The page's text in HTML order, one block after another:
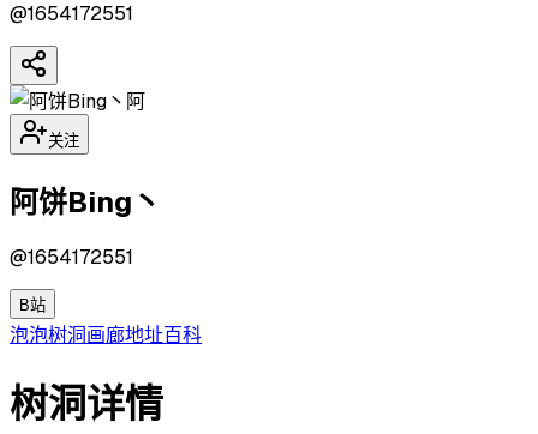
@1654172551
阿
关注
阿饼Bing丶
@1654172551
B站
泡泡树洞画廊地址百科
树洞详情